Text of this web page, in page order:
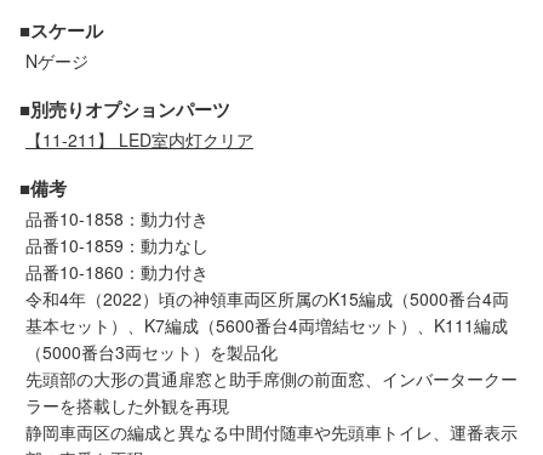
レビューについて
© 2026 Mid Japan, Inc.
■スケール
Nゲージ
■別売りオプションパーツ
【11-211】 LED室内灯クリア
■備考
品番10-1858：動力付き
品番10-1859：動力なし
品番10-1860：動力付き
令和4年（2022）頃の神領車両区所属のK15編成（5000番台4両
基本セット）、K7編成（5600番台4両増結セット）、K111編成
（5000番台3両セット）を製品化
先頭部の大形の貫通扉窓と助手席側の前面窓、インバータークー
ラーを搭載した外観を再現
静岡車両区の編成と異なる中間付随車や先頭車トイレ、運番表示